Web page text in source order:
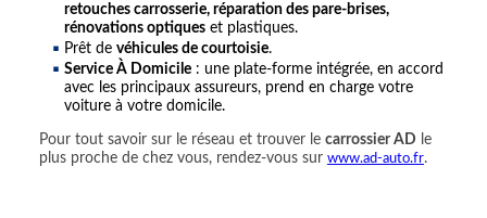
retouches carrosserie, réparation des pare-brises,
rénovations optiques et plastiques.
Prêt de véhicules de courtoisie.
Service À Domicile : une plate-forme intégrée, en accord
avec les principaux assureurs, prend en charge votre
voiture à votre domicile.
Pour tout savoir sur le réseau et trouver le carrossier AD le
plus proche de chez vous, rendez-vous sur www.ad-auto.fr.